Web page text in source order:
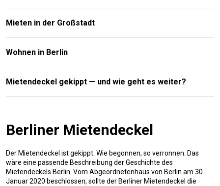
Mieten in der Großstadt
Wohnen in Berlin
Mietendeckel gekippt — und wie geht es weiter?
Berliner Mietendeckel
Der Mietendeckel ist gekippt. Wie begonnen, so verronnen. Das
wäre eine passende Beschreibung der Geschichte des
Mietendeckels Berlin. Vom Abgeordnetenhaus von Berlin am 30.
Januar 2020 beschlossen, sollte der Berliner Mietendeckel die